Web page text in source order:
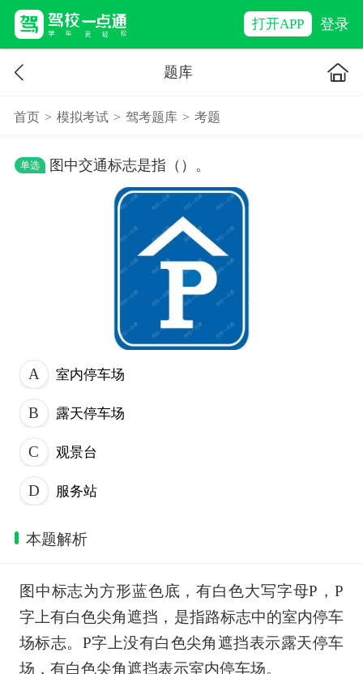
打开APP 登录
题库
首页 > 模拟考试 > 驾考题库 > 考题
单选 图中交通标志是指（）。
室内停车场
露天停车场
观景台
服务站
本题解析
图中标志为方形蓝色底，有白色大写字母P，P
字上有白色尖角遮挡，是指路标志中的室内停车
场标志。P字上没有白色尖角遮挡表示露天停车
场，有白色尖角遮挡表示室内停车场。